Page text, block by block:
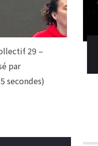
29 –
par
secondes)